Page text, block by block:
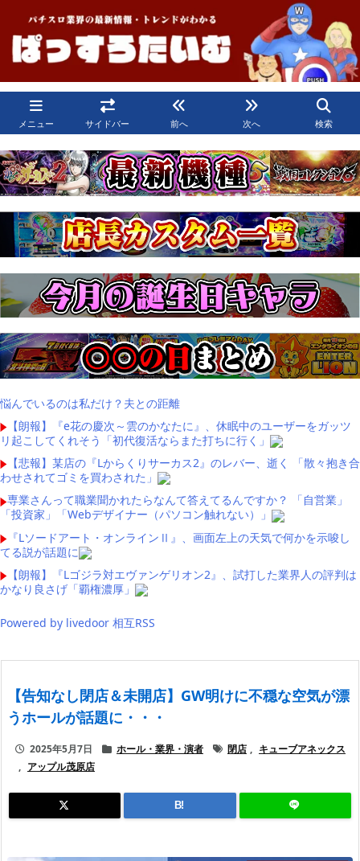
メニュー サイドバー 前へ 次へ 検索
悩んでいるのは私だけ？夫との距離
【朗報】『e花の慶次～雲のかなたに』、休眠中のユーザーをガッツ
リ起こしてくれそう「初代復活ならまた打ちに行く」
【悲報】某店の『Lからくりサーカス2』のレバー、逝く 「散々抱き合
わせされてゴミを買わされた」
専業さんって職業聞かれたらなんて答えてるんですか？ 「自営業」
「投資家」「Webデザイナー（パソコン触れない）」
『Lソードアート・オンラインⅡ』、画面左上の天気で何かを示唆し
てる説が話題に
【朗報】『Lゴジラ対エヴァンゲリオン2』、試打した業界人の評判は
かなり良さげ「覇権濃厚」
Powered by livedoor 相互RSS
【告知なし閉店＆未開店】GW明けに不穏な空気が漂
うホールが話題に・・・
2025年5月7日 ホール・業界・演者 閉店 , キューブアネックス
, アップル茂原店
B!